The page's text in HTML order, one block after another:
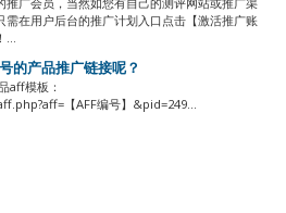
在用户后台的推广计划入口点击【激活推广账
...
的产品推广链接呢？
aff模板：
【AFF编号】&pid=249...